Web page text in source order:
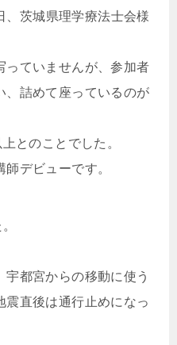
茨城県理学療法士会様
っていませんが、参加者
、詰めて座っているのが
とのことでした。
デビューです。
都宮からの移動に使う
直後は通行止めになっ